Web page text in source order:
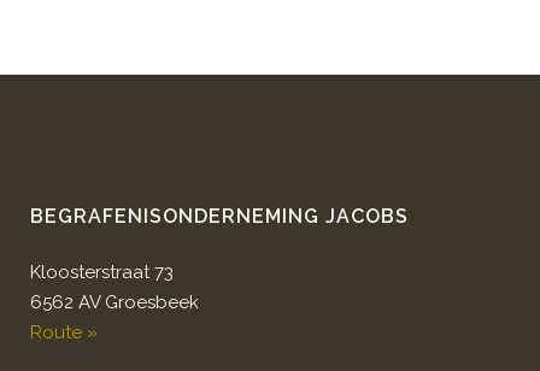
BEGRAFENISONDERNEMING JACOBS
Kloosterstraat 73
6562 AV Groesbeek
Route »